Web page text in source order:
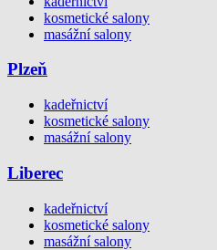
kosmetické salony
masážní salony
Plzeň
kadeřnictví
kosmetické salony
masážní salony
Liberec
kadeřnictví
kosmetické salony
masážní salony